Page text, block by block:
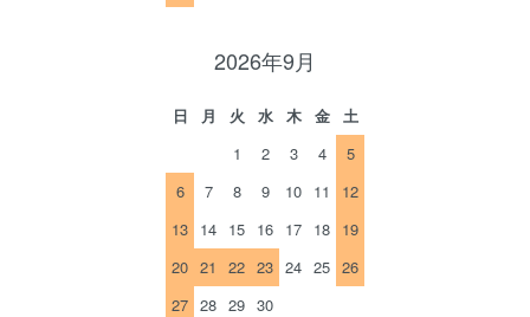
2026年9月
日 月 火 水 木 金
土
1
2 3 4
5
6
7 8 9 10 11
12
13 14 15 16 17 18 19
20 21 22 23 24 25 26
27 28 29 30